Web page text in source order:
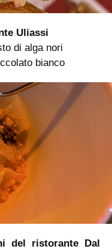
Uliassi
di alga nori
bianco
del ristorante Dal